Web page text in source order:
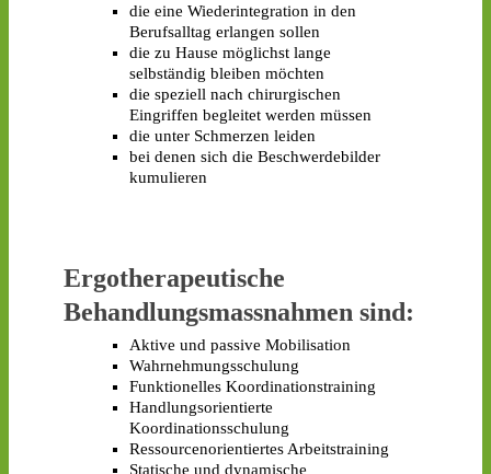
die eine Wiederintegration in den
Berufsalltag erlangen sollen
die zu Hause möglichst lange
selbständig bleiben möchten
die speziell nach chirurgischen
Eingriffen begleitet werden müssen
die unter Schmerzen leiden
bei denen sich die Beschwerdebilder
kumulieren
Ergotherapeutische
Behandlungsmassnahmen sind:
Aktive und passive Mobilisation
Wahrnehmungsschulung
Funktionelles Koordinationstraining
Handlungsorientierte
Koordinationsschulung
Ressourcenorientiertes Arbeitstraining
Statische und dynamische